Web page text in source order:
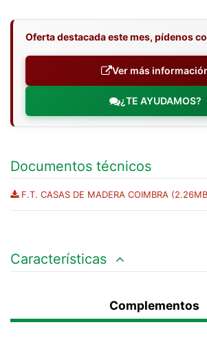
Oferta destacada este mes, pídenos
Ver más
¿TE AYUDAMOS?
Documentos técnicos
F.T. CASAS DE MADERA COIMBRA
Características
Complementos